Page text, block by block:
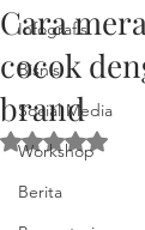
Infografis
Bisnis
Social Media
Workshop
Berita
Cara
cocok
brand
Dinilai NaN